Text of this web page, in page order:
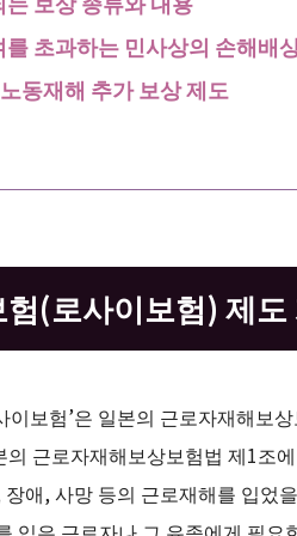
초과하는 민사상의 손해배
동재해 추가 보상 제도
(로사이보험) 제도
보험’은 일본의 근로자재해보
근로자재해보상보험법 제1조
애, 사망 등의 근로재해를 입었